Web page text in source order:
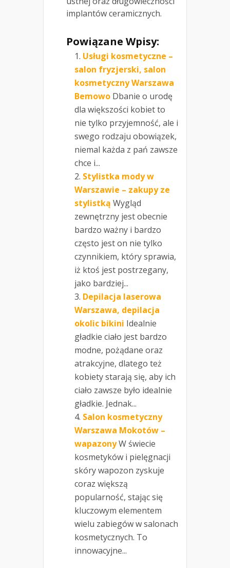
implantów ceramicznych.
Powiązane Wpisy:
Usługi kosmetyczne –
salon fryzjerski, salon
kosmetyczny Warszawa
Bemowo Dbanie o urodę
dla większości kobiet to
nie tylko przyjemność, ale i
swego rodzaju obowiązek,
niemal każda z pań zawsze
chce i...
Stylistka mody w
Warszawie – zakupy ze
stylistką Wygląd
zewnętrzny jest obecnie
bardzo ważny i bardzo
często jest on nie tylko
czynnikiem, który sprawia,
iż ktoś jest postrzegany,
jako bardziej...
Depilacja laserowa
Warszawa, depilacja
okolic bikini Idealnie
gładkie ciało jest bardzo
modne, pożądane oraz
atrakcyjne, dlatego też
kobiety starają się, aby ich
ciało zawsze było idealnie
gładkie. Jednak...
Salon kosmetyczny
Warszawa Mokotów –
wapazonyW świecie
kosmetyków i pielęgnacji
skóry wapozon zyskuje
coraz większą
popularność, stając się
kluczowym elementem
wielu zabiegów w salonach
kosmetycznych. To
innowacyjne...